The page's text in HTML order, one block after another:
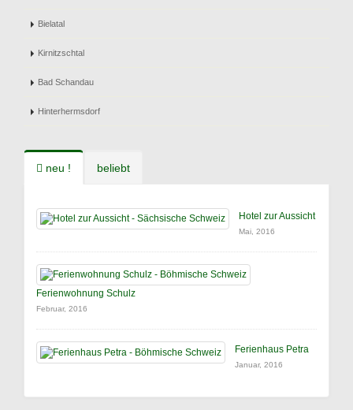
Bielatal
Kirnitzschtal
Bad Schandau
Hinterhermsdorf
neu ! beliebt
Hotel zur Aussicht
Mai, 2016
Ferienwohnung Schulz
Februar, 2016
Ferienhaus Petra
Januar, 2016